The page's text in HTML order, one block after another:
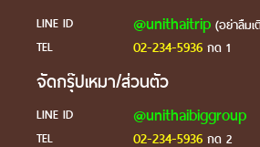
LINE ID @unithaitrip(อย่าลืมเ
TEL
02-234-5936กด 1
จัดกรุ๊ปเหมา/ส่วนตัว
LINE ID @unithaibiggroup
TEL 02-234-5936กด 2